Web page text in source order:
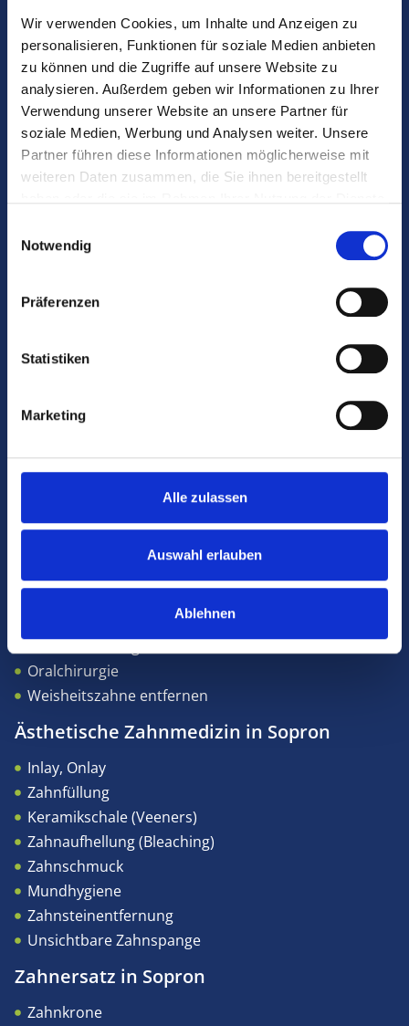
Wir verwenden Cookies, um Inhalte und Anzeigen zu
personalisieren, Funktionen für soziale Medien anbieten
zu können und die Zugriffe auf unsere Website zu
analysieren. Außerdem geben wir Informationen zu Ihrer
Verwendung unserer Website an unsere Partner für
soziale Medien, Werbung und Analysen weiter. Unsere
Partner führen diese Informationen möglicherweise mit
weiteren Daten zusammen, die Sie ihnen bereitgestellt
Notwendig
Präferenzen
Statistiken
Marketing
Alle zulassen
Auswahl erlauben
Ablehnen
info@coradent.hu
9400 Sopron, Várkerület 2., 1. emelet
Mit der EasyPark-App können sie auch für das
Parken bezahlen.
Facebook
Instagram
Wichtige Links:
Änderung der Datenverwaltung
Online anmeldung
Zahnröntgen
Implantologie in Sopron
All-on-4® Implantat
Zahnentfernung
Oralchirurgie
Weisheitszahne entfernen
Ästhetische Zahnmedizin in Sopron
Inlay, Onlay
Zahnfüllung
Keramikschale (Veeners)
Zahnaufhellung (Bleaching)
Zahnschmuck
Mundhygiene
Zahnsteinentfernung
Unsichtbare Zahnspange
Zahnersatz in Sopron
Zahnkrone